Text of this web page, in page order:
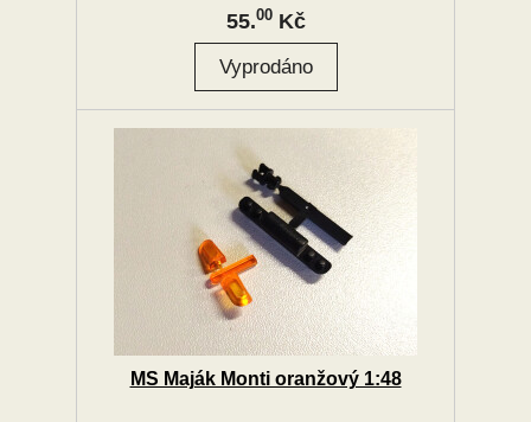
55.00Kč
MS Maják Monti oranžový 1:48